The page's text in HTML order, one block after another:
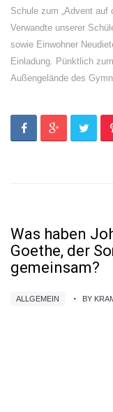
Schule zum „Advent auf
Verwandte unserer
sowie Einwohner
Einladung. Pünktlich
Außengelände des
Was haben
Goethe, der
gemeinsam?
ALLGEMEIN BY